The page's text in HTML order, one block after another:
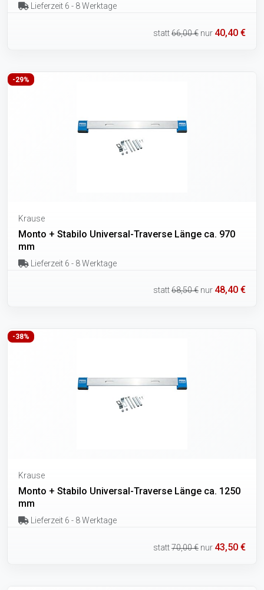
Lieferzeit 6 - 8 Werktage
statt66,00 € nur 40,40 €
-29%
Krause
Monto + Stabilo Universal-Traverse Länge ca. 970
mm
Lieferzeit 6 - 8 Werktage
statt68,50 € nur 48,40 €
-38%
Krause
Monto + Stabilo Universal-Traverse Länge ca. 1250
mm
Lieferzeit 6 - 8 Werktage
statt70,00 € nur 43,50 €